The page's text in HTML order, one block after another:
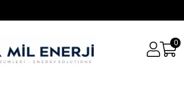
0